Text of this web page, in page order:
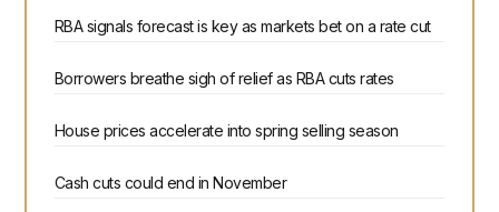
RBA signals forecast is key as markets bet on a rate cut
Borrowers breathe sigh of relief as RBA cuts rates
House prices accelerate into spring selling season
Cash cuts could end in November